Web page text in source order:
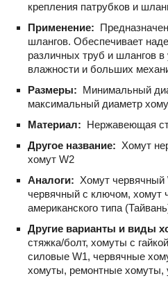
крепления патрубков и
Применение:
шлангов. Обеспечивает
различных труб и шлангов
влажности и больших
Размеры: Минимальный
максимальный диаметр
Материал: Нержавеющая
Другое название: Хомут
хомут W2
Аналоги: Хомут червячный
червячный с ключом, хомут
американского типа
Другие варианты и виды
стяжка/болт, хомуты с
силовые W1, червячные
хомуты, ремонтные хомуты,